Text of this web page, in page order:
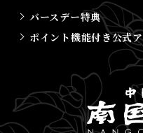
バースデー特典
ポイント機能付き公式